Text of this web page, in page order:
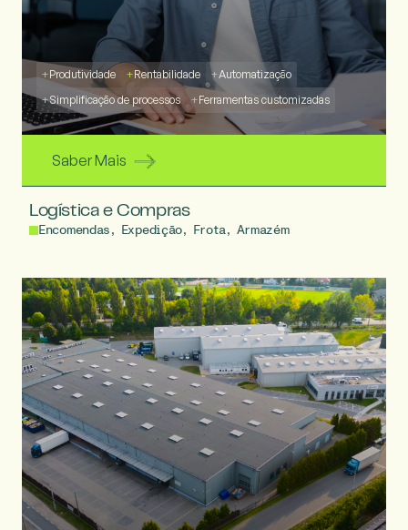
+Produtividade +Rentabilidade +Automatização
+Simplificação de processos +Ferramentas customizadas
Saber Mais
Logística e Compras
Encomendas, Expedição, Frota, Armazém